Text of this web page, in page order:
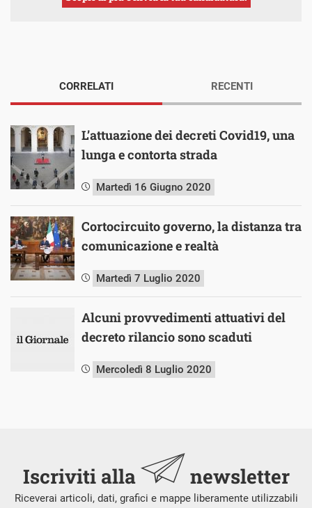
CORRELATI
L’attuazione dei decreti Covid19, una
lunga e contorta strada
Martedì 16 Giugno 2020
Cortocircuito governo, la distanza tra
comunicazione e realtà
Martedì 7 Luglio 2020
Alcuni provvedimenti attuativi del
decreto rilancio sono scaduti
Mercoledì 8 Luglio 2020
RECENTI
Iscriviti alla newsletter
Riceverai articoli, dati, grafici e mappe liberamente utilizzabili